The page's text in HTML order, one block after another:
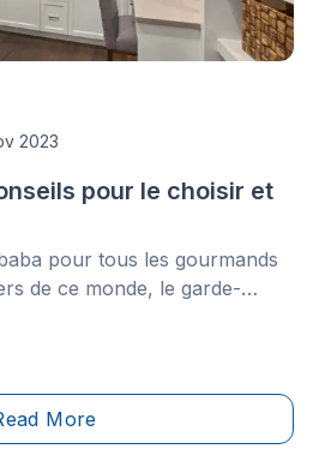
2023
pour le choisir et
pour tous les gourmands
de ce monde, le garde-
l’aménagement de celui-
la plus agréable
More